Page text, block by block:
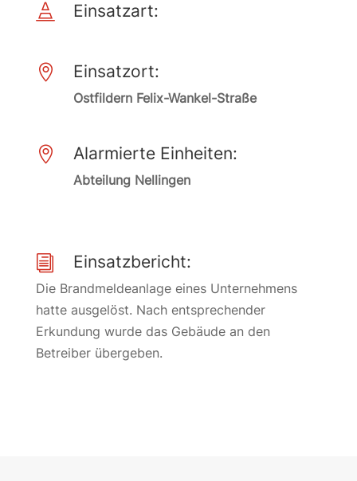
 Einsatzart:
 Einsatzort:
Ostfildern Felix-Wankel-Straße
 Alarmierte Einheiten:
Abteilung Nellingen
i Einsatzbericht:
Die Brandmeldeanlage eines Unternehmens
hatte ausgelöst. Nach entsprechender
Erkundung wurde das Gebäude an den
Betreiber übergeben.